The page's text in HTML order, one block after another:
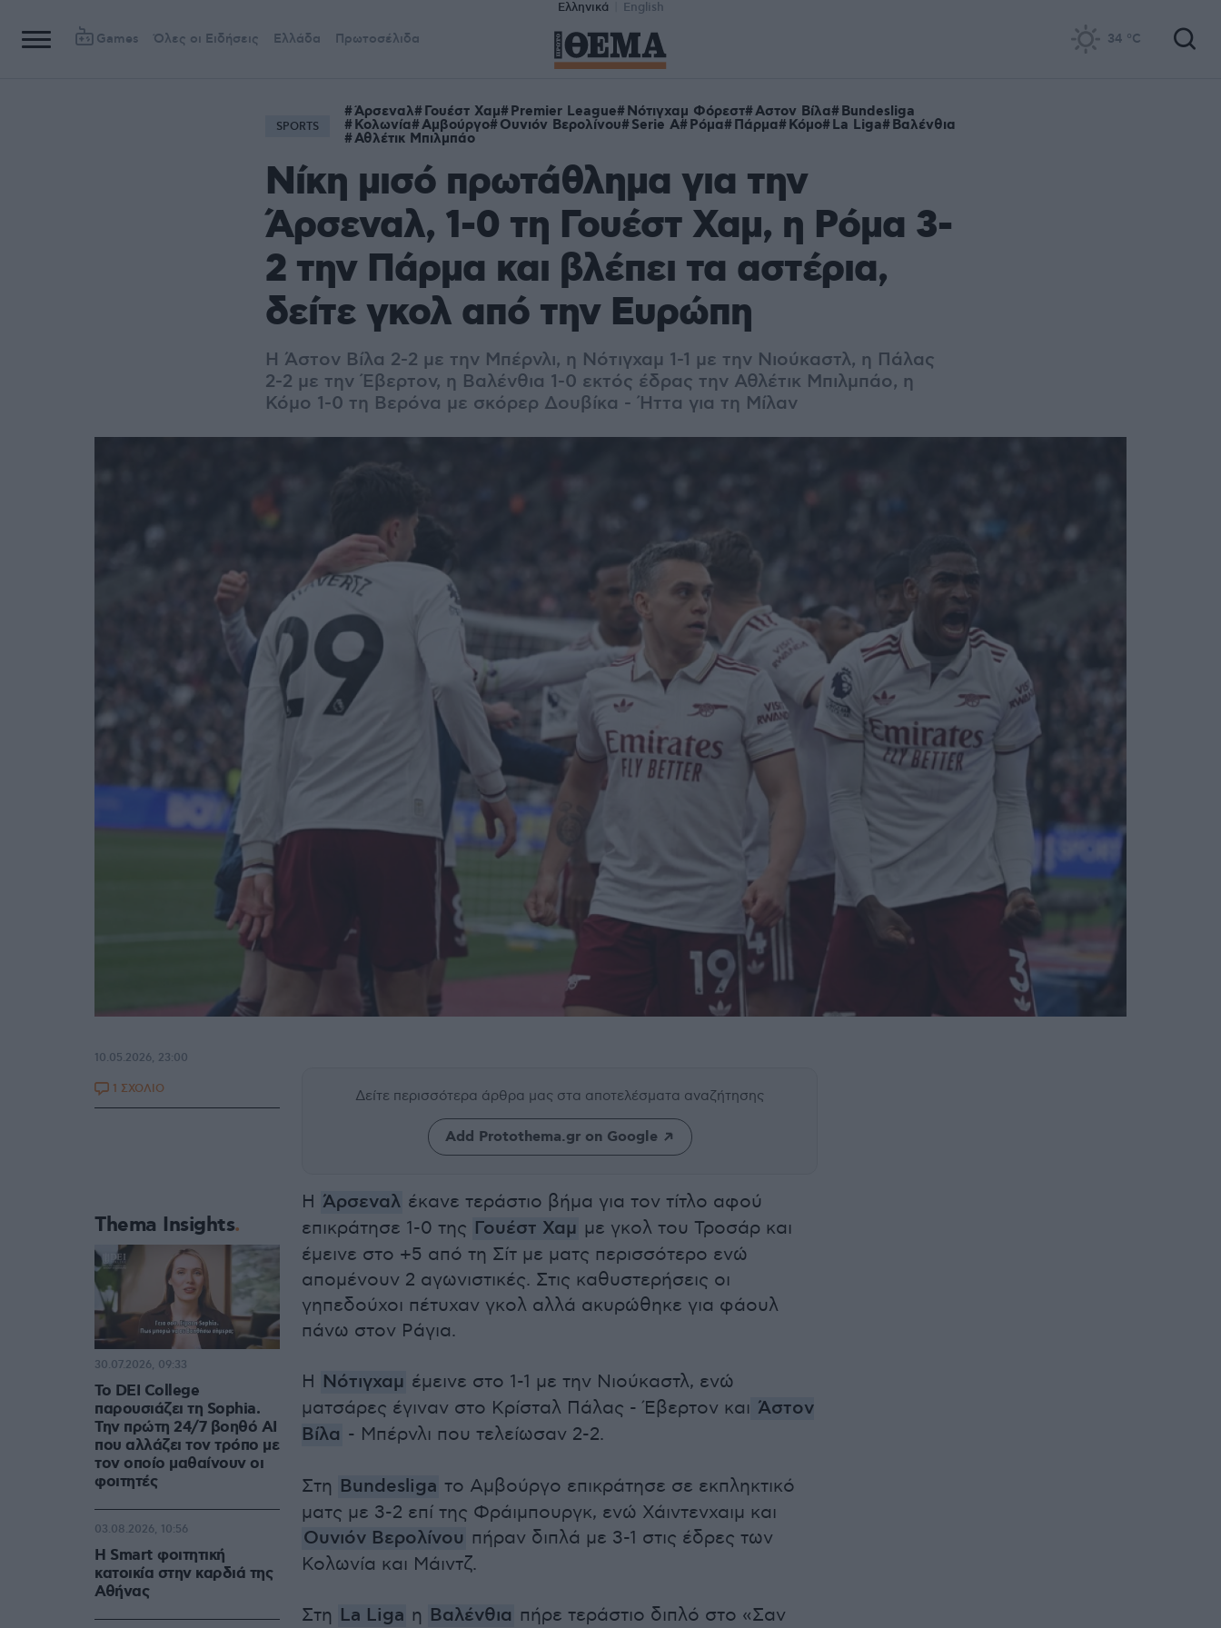
Ελληνικά English
Games Όλες οι Ειδήσεις Ελλάδα Πρωτοσέλιδα 34 °C
SPORTS
Άρσεναλ Γουέστ Χαμ Premier League Νότιγχαμ Φόρεστ Αστον Βίλα Bundesliga
Κολωνία Αμβούργο Ουνιόν Βερολίνου Serie A Ρόμα Πάρμα Κόμο La Liga Βαλένθια
Αθλέτικ Μπιλμπάο
Νίκη μισό πρωτάθλημα για την
Άρσεναλ, 1-0 τη Γουέστ Χαμ, η Ρόμα 3-
2 την Πάρμα και βλέπει τα αστέρια,
δείτε γκολ από την Ευρώπη
Η Άστον Βίλα 2-2 με την Μπέρνλι, η Νότιγχαμ 1-1 με την Νιούκαστλ, η Πάλας
2-2 με την Έβερτον, η Βαλένθια 1-0 εκτός έδρας την Αθλέτικ Μπιλμπάο, η
Κόμο 1-0 τη Βερόνα με σκόρερ Δουβίκα - Ήττα για τη Μίλαν
Δείτε περισσότερα άρθρα μας στα αποτελέσματα αναζήτησης
Add Protothema.gr on Google
Η Άρσεναλ έκανε τεράστιο βήμα για τον τίτλο αφού
επικράτησε 1-0 της Γουέστ Χαμ με γκολ του Τροσάρ και
έμεινε στο +5 από τη Σίτ με ματς περισσότερο ενώ
απομένουν 2 αγωνιστικές. Στις καθυστερήσεις οι
γηπεδούχοι πέτυχαν γκολ αλλά ακυρώθηκε για φάουλ
πάνω στον Ράγια.
Η Νότιγχαμ έμεινε στο 1-1 με την Νιούκαστλ, ενώ
ματσάρες έγιναν στο Κρίσταλ Πάλας - Έβερτον και Άστον
Βίλα - Μπέρνλι που τελείωσαν 2-2.
Στη Bundesliga το Αμβούργο επικράτησε σε εκπληκτικό
ματς με 3-2 επί της Φράιμπουργκ, ενώ Χάιντενχαιμ και
Ουνιόν Βερολίνου πήραν διπλά με 3-1 στις έδρες των
Κολωνία και Μάιντζ.
Στη La Liga η Βαλένθια πήρε τεράστιο διπλό στο «Σαν
10.05.2026, 23:00
1 ΣΧΟΛΙΟ
Thema Insights
Το DEI College
παρουσιάζει τη Sophia.
Την πρώτη 24/7 βοηθό AI
που αλλάζει τον τρόπο με
τον οποίο μαθαίνουν οι
φοιτητές
30.07.2026, 09:33
Η Smart φοιτητική
κατοικία στην καρδιά της
Αθήνας
03.08.2026, 10:56